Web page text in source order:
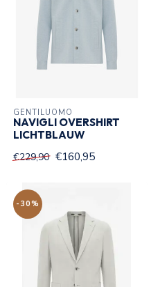
GENTILUOMO
NAVIGLI OVERSHIRT
LICHTBLAUW
€229,90 €160,95
-30%